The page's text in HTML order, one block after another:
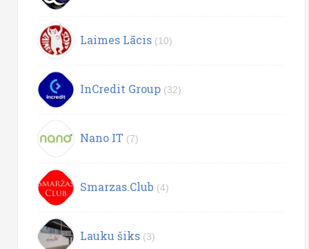
Laimes Lācis (10)
InCredit Group (32)
Nano IT (7)
Smarzas.Club (4)
Lauku šiks (3)